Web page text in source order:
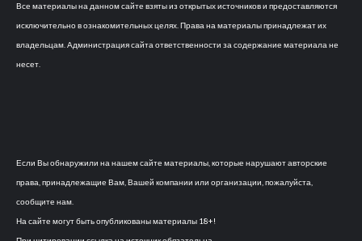
Все материалы на данном сайте взяты из открытых источников и предоставляются
исключительно в ознакомительных целях. Права на материалы принадлежат их
владельцам. Администрация сайта ответственности за содержание материала не
несет.
Если Вы обнаружили на нашем сайте материалы, которые нарушают авторские
права, принадлежащие Вам, Вашей компании или организации, пожалуйста,
сообщите нам.
На сайте могут быть опубликованы материалы 18+!